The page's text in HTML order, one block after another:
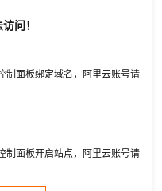
问！
制面板绑定域名，阿里云账号请
制面板开启站点，阿里云账号请